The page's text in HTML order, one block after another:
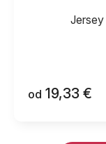
od 19,33 €